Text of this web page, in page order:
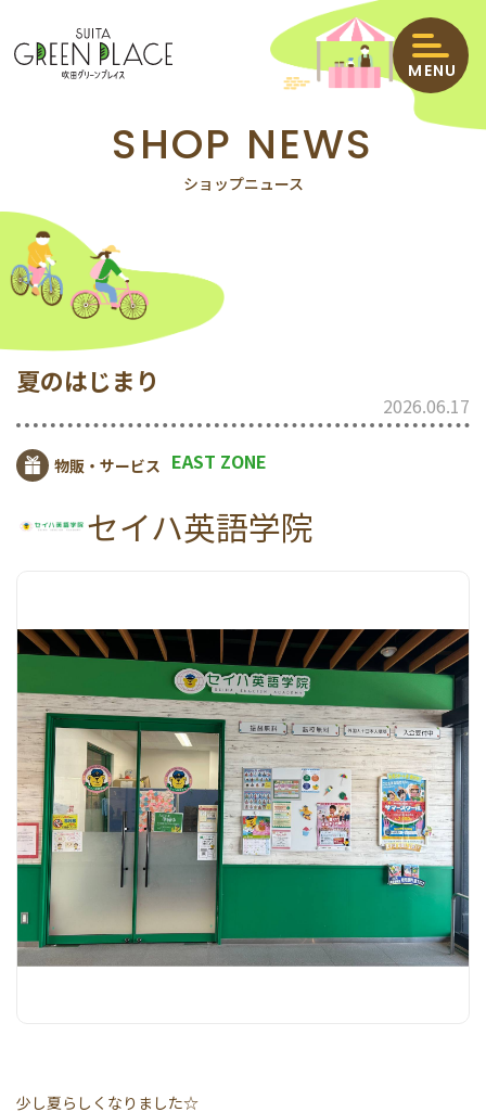
ショップニュース
イベント＆インフォメーション
ショップガイド
クーポン
アクセス＆コンセプト
MENU
SHOP NEWS
ショップニュース
夏のはじまり
2026.06.17
物販・サービス EAST ZONE
セイハ英語学院
少し夏らしくなりました☆